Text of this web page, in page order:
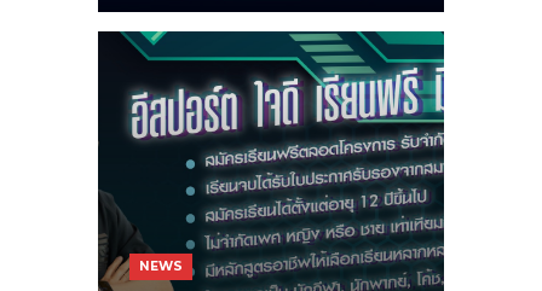
NEWS